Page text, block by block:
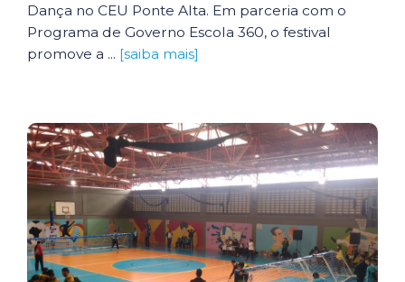
Dança no CEU Ponte Alta. Em parceria com o
Programa de Governo Escola 360, o festival
promove a ... [saiba mais]